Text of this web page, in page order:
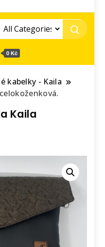
0 Kč
kabelky - Kaila
Kaila